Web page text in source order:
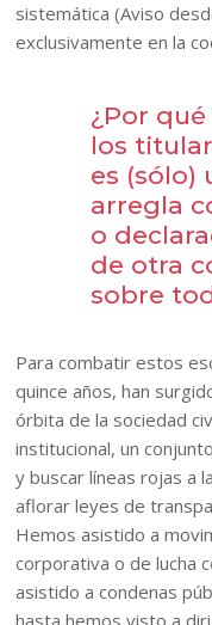
sistemática (Aviso
exclusivamente en la
¿Por
los
es (sólo)
arregla
o
de otra
sobre
Para combatir estos
quince años, han
órbita de la sociedad
institucional, un
y buscar líneas rojas a
aflorar leyes de
Hemos asistido a
corporativa o de lucha
asistido a condenas
hasta hemos visto a